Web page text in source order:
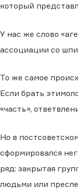
который
У нас же слово
ассоциации со
То же самое
Если брать
«часть»,
Но в
сформировался
ряд: закрытая
людьми или